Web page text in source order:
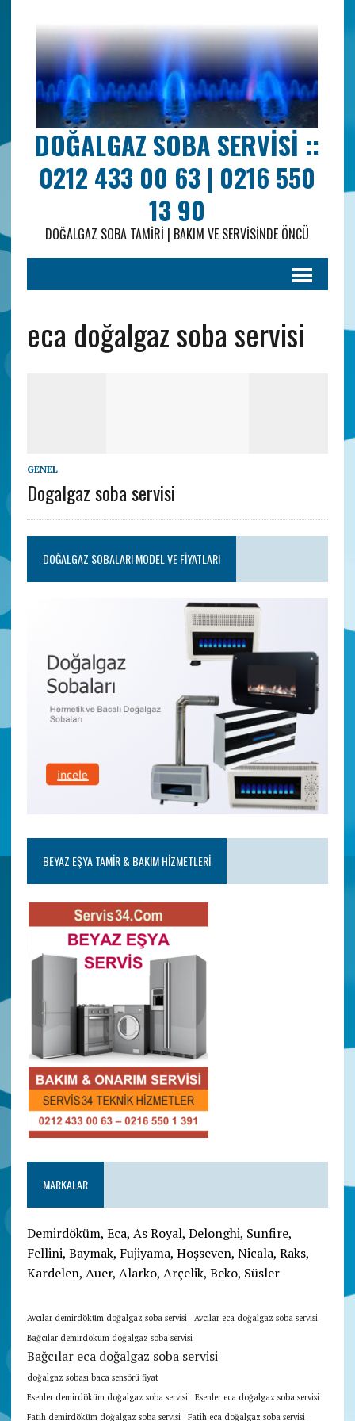
DOĞALGAZ SOBA SERVISI ::
0212 433 00 63 | 0216 550
13 90
DOĞALGAZ SOBA TAMIRI | BAKIM VE SERVISINDE ÖNCÜ
eca doğalgaz soba servisi
GENEL
Dogalgaz soba servisi
DOĞALGAZ SOBALARI MODEL VE FIYATLARI
BEYAZ EŞYA TAMIR & BAKIM HIZMETLERI
MARKALAR
Demirdöküm, Eca, As Royal, Delonghi, Sunfire,
Fellini, Baymak, Fujiyama, Hoşseven, Nicala, Raks,
Kardelen, Auer, Alarko, Arçelik, Beko, Süsler
Avcılar demirdöküm doğalgaz soba servisi
Avcılar eca doğalgaz soba servisi
Bağcılar demirdöküm doğalgaz soba servisi
Bağcılar eca doğalgaz soba servisi
doğalgaz sobası baca sensörü fiyat
Esenler demirdöküm doğalgaz soba servisi
Esenler eca doğalgaz soba servisi
Fatih demirdöküm doğalgaz soba servisi
Fatih eca doğalgaz soba servisi